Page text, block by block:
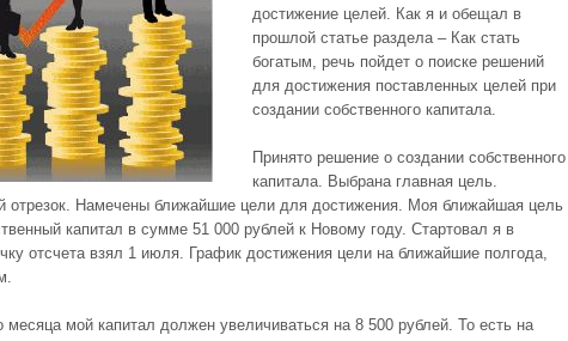
достижение целей. Как я и обещал в
прошлой статье раздела – Как стать
богатым, речь пойдет о поиске решений
для достижения поставленных целей при
создании собственного капитала.
Принято решение о создании собственного
капитала. Выбрана главная цель.
отрезок. Намечены ближайшие цели для достижения. Моя ближайшая цель
капитал в сумме 51 000 рублей к Новому году. Стартовал я в
отсчета взял 1 июля. График достижения цели на ближайшие полгода,
месяца мой капитал должен увеличиваться на 8 500 рублей. То есть на